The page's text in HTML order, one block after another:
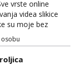
vrste online
videa slikice
su moje bez
se na wap:
osobu